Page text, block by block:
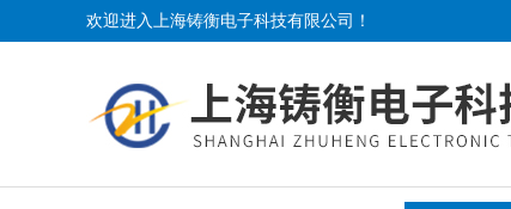
欢迎进入上海铸衡电子科技有限公司！